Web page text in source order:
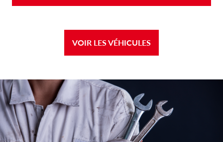
VOIR LES VÉHICULES